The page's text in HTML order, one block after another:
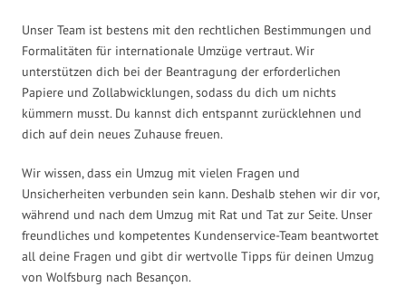
Unser Team ist bestens mit den rechtlichen Bestimmungen und
Formalitäten für internationale Umzüge vertraut. Wir
unterstützen dich bei der Beantragung der erforderlichen
Papiere und Zollabwicklungen, sodass du dich um nichts
kümmern musst. Du kannst dich entspannt zurücklehnen und
dich auf dein neues Zuhause freuen.
Wir wissen, dass ein Umzug mit vielen Fragen und
Unsicherheiten verbunden sein kann. Deshalb stehen wir dir vor,
während und nach dem Umzug mit Rat und Tat zur Seite. Unser
freundliches und kompetentes Kundenservice-Team beantwortet
all deine Fragen und gibt dir wertvolle Tipps für deinen Umzug
von Wolfsburg nach Besançon.